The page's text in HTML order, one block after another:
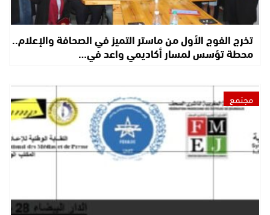
تخرج الفوج الأول من ماستر التميز في الصحافة والإعلام..
محطة تؤسس لمسار أكاديمي واعد في…
مجتمع